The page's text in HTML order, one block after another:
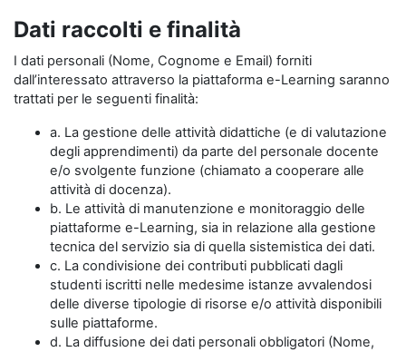
Dati raccolti e finalità
I dati personali (Nome, Cognome e Email) forniti
dall’interessato attraverso la piattaforma e-Learning saranno
trattati per le seguenti finalità:
a. La gestione delle attività didattiche (e di valutazione
degli apprendimenti) da parte del personale docente
e/o svolgente funzione (chiamato a cooperare alle
attività di docenza).
b. Le attività di manutenzione e monitoraggio delle
piattaforme e-Learning, sia in relazione alla gestione
tecnica del servizio sia di quella sistemistica dei dati.
c. La condivisione dei contributi pubblicati dagli
studenti iscritti nelle medesime istanze avvalendosi
delle diverse tipologie di risorse e/o attività disponibili
sulle piattaforme.
d. La diffusione dei dati personali obbligatori (Nome,